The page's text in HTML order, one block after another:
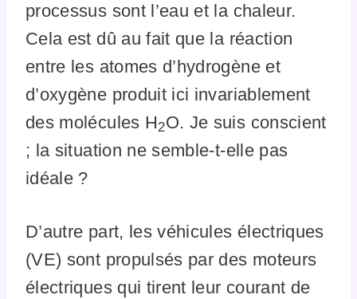
processus sont l’eau et la chaleur.
Cela est dû au fait que la réaction
entre les atomes d’hydrogène et
d’oxygène produit ici invariablement
des molécules H2O. Je suis conscient
; la situation ne semble-t-elle pas
idéale ?
D’autre part, les véhicules électriques
(VE) sont propulsés par des moteurs
électriques qui tirent leur courant de